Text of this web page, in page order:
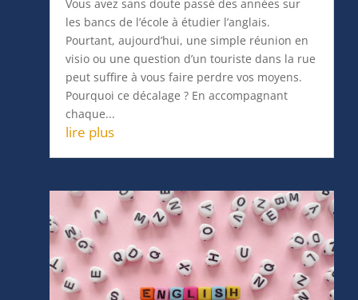
Pourtant, aujourd’hui, une simple réunion en
visio ou une question d’un touriste dans la rue
peut suffire à vous faire perdre vos moyens.
Pourquoi ce décalage ? En accompagnant
chaque...
lire plus